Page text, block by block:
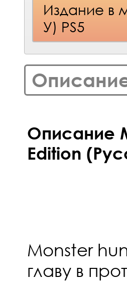
Издание в
У) PS5
Описание
Edition
Monster
главу в